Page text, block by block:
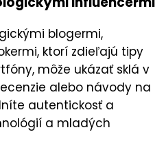
blogermi,
, ktorí zdieľajú tipy
môže ukázať sklá v
alebo návody na
autentickosťa
a mladých